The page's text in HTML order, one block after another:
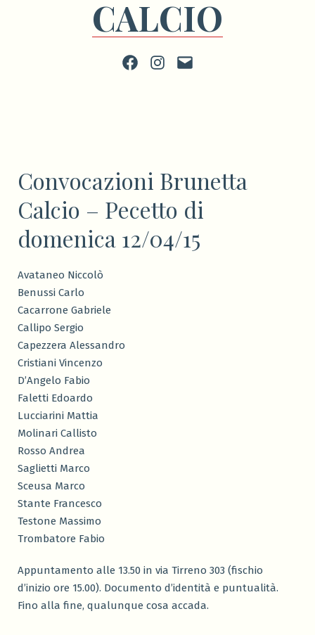
CALCIO
FacebookInstagram
scrivi
Convocazioni Brunetta
Calcio – Pecetto di
domenica 12/04/15
Avataneo Niccolò
Benussi Carlo
Cacarrone Gabriele
Callipo Sergio
Capezzera Alessandro
Cristiani Vincenzo
D’Angelo Fabio
Faletti Edoardo
Lucciarini Mattia
Molinari Callisto
Rosso Andrea
Saglietti Marco
Sceusa Marco
Stante Francesco
Testone Massimo
Trombatore Fabio
Appuntamento alle 13.50 in via Tirreno 303 (fischio
d’inizio ore 15.00). Documento d’identità e puntualità.
Fino alla fine, qualunque cosa accada.